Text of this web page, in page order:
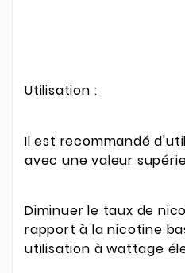
Utilisation :
Il est recommandé
avec une valeur
Diminuer le taux de
rapport à la nicotine
utilisation à wattage